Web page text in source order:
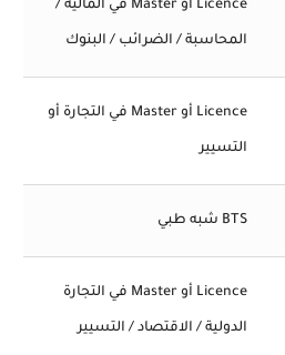
Licence أو Master في المالية /
المحاسبة / الضرائب / البنوك
Licence أو Master في التجارة أو
التسيير
BTS شبه طبي
Licence أو Master في التجارة
الدولية / الاقتصاد / التسيير